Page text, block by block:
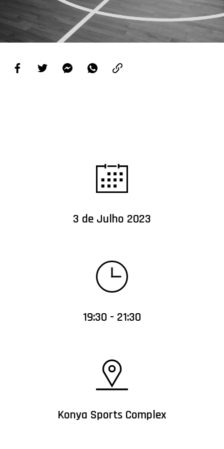
PROJETOS
LIGA BETCLIC MASCULINA
3 de Julho 2023
19:30 - 21:30
Konya Sports Complex